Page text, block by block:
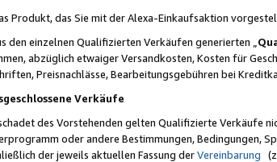
Produkt, das Sie mit der Alexa-Einkaufsaktion
den einzelnen Qualifizierten Verkäufen generierten „
abzüglich etwaiger Versandkosten, Kosten für
Preisnachlässe, Bearbeitungsgebühren bei
Verkäufe
des Vorstehenden gelten Qualifizierte Verkäufe
oder andere Bestimmungen, Bedingungen,
der jeweils aktuellen Fassung derVereinbarung